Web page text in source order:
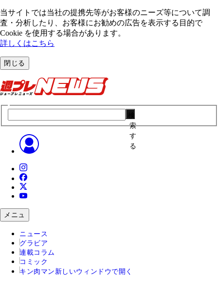
当サイトでは当社の提携先等がお客様のニーズ等について調
査・分析したり、お客様にお勧めの広告を表⽰する⽬的で
Cookie を使⽤する場合があります。
詳しくはこちら
閉じる
索
す
る
メニュ
ニュース
グラビア
連載コラム
コミック
キン肉マン 新しいウィンドウで開く